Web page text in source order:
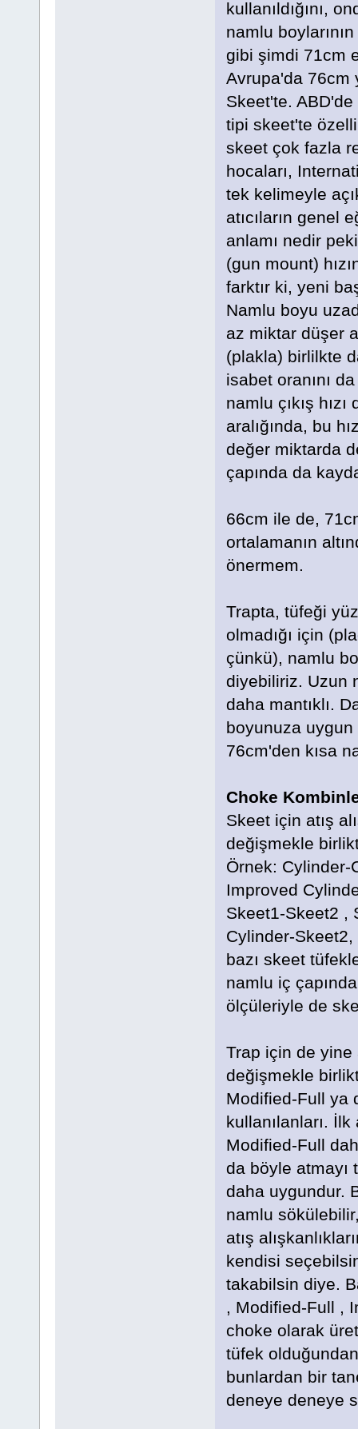
kullanıldığını,
namlu
gibi şimdi 71cm
Avrupa'da 76cm
Skeet'te.
tipi skeet'te
skeet çok fazla
hocaları,
tek kelimeyle
atıcıların genel
anlamı nedir
(gun mount)
farktır ki, yeni
Namlu boyu
az miktar düşer
(plakla) birlilkte
isabet oranını
namlu çıkış
aralığında, bu
değer miktarda
çapında da
66cm ile de,
ortalamanın
önermem.
Trapta, tüfeği
olmadığı için
çünkü), namlu
diyebiliriz. Uzun
daha mantıklı.
boyunuza
76cm'den kısa
Choke
Skeet için atış
değişmekle
Örnek: Cylinder-
Improved
Skeet1-Skeet2 ,
Cylinder-
bazı skeet
namlu iç
ölçüleriyle de
Trap için de yine
değişmekle
Modified-Full ya
kullanılanları. İlk
Modified-Full
da böyle atmayı
daha uygundur.
namlu
atış
kendisi
takabilsin diye.
, Modified-Full ,
choke olarak
tüfek
bunlardan bir
deneye deneye